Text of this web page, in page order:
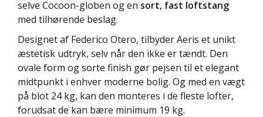
selve Cocoon-globen og en sort, fast loftstang
med tilhørende beslag.
Designet af Federico Otero, tilbyder Aeris et unikt
æstetisk udtryk, selv når den ikke er tændt. Den
ovale form og sorte finish gør pejsen til et elegant
midtpunkt i enhver moderne bolig. Og med en vægt
på blot 24 kg, kan den monteres i de fleste lofter,
forudsat de kan bære minimum 19 kg.